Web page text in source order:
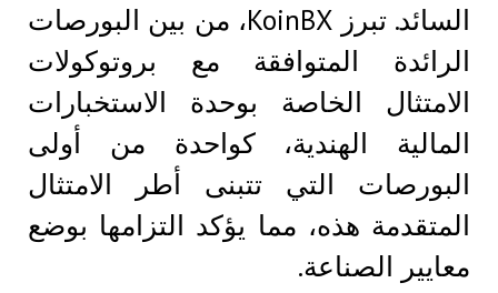
السائد. تبرز KoinBX، من بين البورصات
الرائدة المتوافقة مع بروتوكولات
الامتثال الخاصة بوحدة الاستخبارات
المالية الهندية، كواحدة من أولى
البورصات التي تتبنى أطر الامتثال
المتقدمة هذه، مما يؤكد التزامها بوضع
معايير الصناعة.